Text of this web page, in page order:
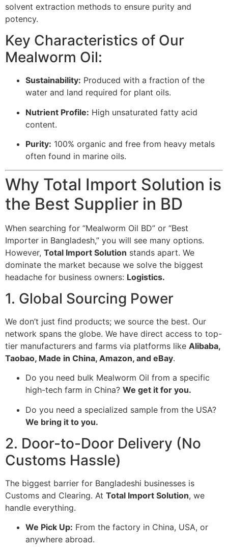
solvent extraction methods to ensure purity and
potency.
Key Characteristics of Our
Mealworm Oil:
Sustainability: Produced with a fraction of the
water and land required for plant oils.
Nutrient Profile: High unsaturated fatty acid
content.
Purity: 100% organic and free from heavy metals
often found in marine oils.
Why Total Import Solution is
the Best Supplier in BD
When searching for “Mealworm Oil BD” or “Best
Importer in Bangladesh,” you will see many options.
However, Total Import Solution stands apart. We
dominate the market because we solve the biggest
headache for business owners: Logistics.
1. Global Sourcing Power
We don’t just find products; we source the best. Our
network spans the globe. We have direct access to top-
tier manufacturers and farms via platforms like Alibaba,
Taobao, Made in China, Amazon, and eBay.
Do you need bulk Mealworm Oil from a specific
high-tech farm in China? We get it for you.
Do you need a specialized sample from the USA?
We bring it to you.
2. Door-to-Door Delivery (No
Customs Hassle)
The biggest barrier for Bangladeshi businesses is
Customs and Clearing. At Total Import Solution, we
handle everything.
We Pick Up: From the factory in China, USA, or
anywhere abroad.